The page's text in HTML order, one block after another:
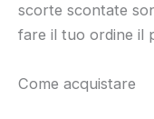
scorte scontate
fare il tuo ordine il
Come acquistare